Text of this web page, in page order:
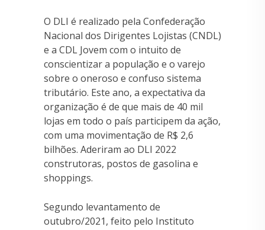
O DLI é realizado pela Confederação
Nacional dos Dirigentes Lojistas (CNDL)
e a CDL Jovem com o intuito de
conscientizar a população e o varejo
sobre o oneroso e confuso sistema
tributário. Este ano, a expectativa da
organização é de que mais de 40 mil
lojas em todo o país participem da ação,
com uma movimentação de R$ 2,6
bilhões. Aderiram ao DLI 2022
construtoras, postos de gasolina e
shoppings.
Segundo levantamento de
outubro/2021, feito pelo Instituto